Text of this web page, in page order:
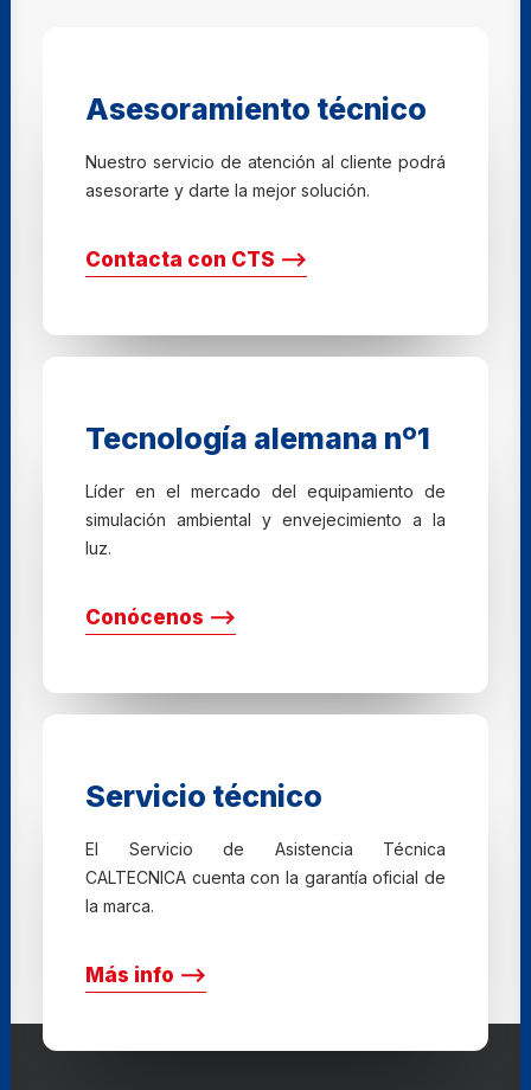
Asesoramiento técnico
Nuestro servicio de atención al cliente podrá
asesorarte y darte la mejor solución.
Contacta con CTS ⟶
Tecnología alemana nº1
Líder en el mercado del equipamiento de
simulación ambiental y envejecimiento a la
luz.
Conócenos ⟶
Servicio técnico
El Servicio de Asistencia Técnica
CALTECNICA cuenta con la garantía oficial de
la marca.
Más info ⟶